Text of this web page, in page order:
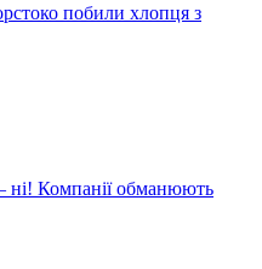
побили хлопця з
ні! Компанії обманюють